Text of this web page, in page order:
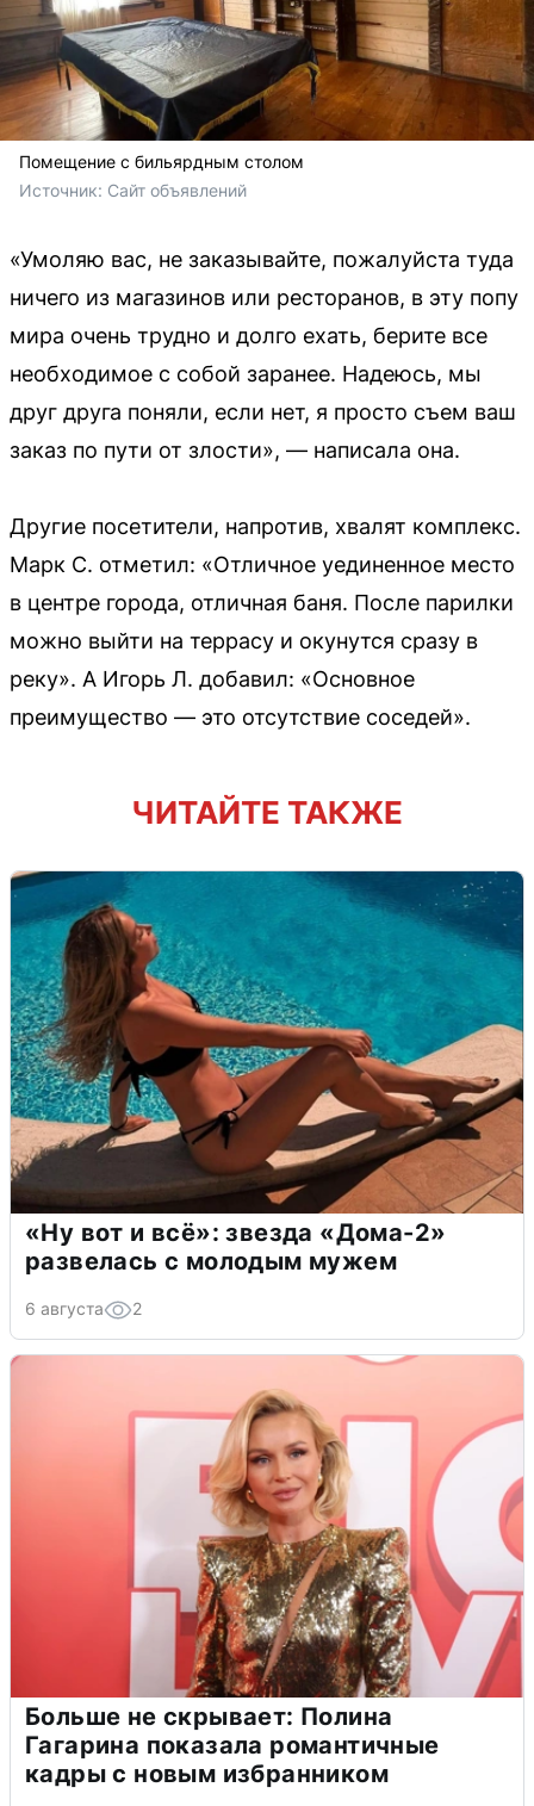
Помещение с бильярдным столом
Источник: Сайт объявлений
«Умоляю вас, не заказывайте, пожалуйста туда
ничего из магазинов или ресторанов, в эту попу
мира очень трудно и долго ехать, берите все
необходимое с собой заранее. Надеюсь, мы
друг друга поняли, если нет, я просто съем ваш
заказ по пути от злости», — написала она.
Другие посетители, напротив, хвалят комплекс.
Марк С. отметил: «Отличное уединенное место
в центре города, отличная баня. После парилки
можно выйти на террасу и окунутся сразу в
реку». А Игорь Л. добавил: «Основное
преимущество — это отсутствие соседей».
ЧИТАЙТЕ ТАКЖЕ
«Ну вот и всё»: звезда «Дома-2»
развелась с молодым мужем
6 августа 2
Больше не скрывает: Полина
Гагарина показала романтичные
кадры с новым избранником